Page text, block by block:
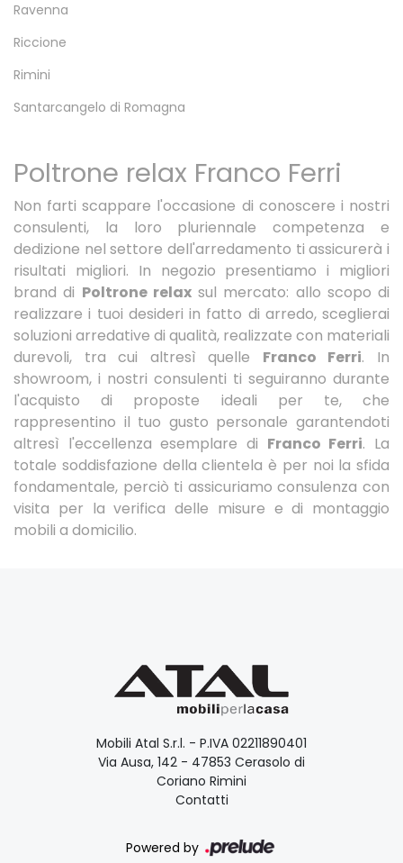
Ravenna
Riccione
Rimini
Santarcangelo di Romagna
Poltrone relax Franco Ferri
Non farti scappare l'occasione di conoscere i nostri
consulenti, la loro pluriennale competenza e
dedizione nel settore dell'arredamento ti assicurerà i
risultati migliori. In negozio presentiamo i migliori
brand di Poltrone relaxsul mercato: allo scopo di
realizzare i tuoi desideri in fatto di arredo, sceglierai
soluzioni arredative di qualità, realizzate con materiali
durevoli, tra cui altresì quelle Franco Ferri. In
showroom, i nostri consulenti ti seguiranno durante
l'acquisto di proposte ideali per te, che
rappresentino il tuo gusto personale garantendoti
altresì l'eccellenza esemplare di Franco Ferri. La
totale soddisfazione della clientela è per noi la sfida
fondamentale, perciò ti assicuriamo consulenza con
visita per la verifica delle misure e di montaggio
mobili a domicilio.
Mobili Atal S.r.l. - P.IVA 02211890401
Via Ausa, 142 - 47853 Cerasolo di
Coriano Rimini
Contatti
Powered by